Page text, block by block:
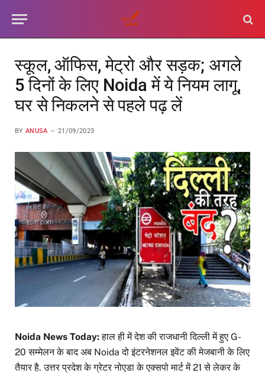
स्कूल, ऑफिस, मेट्रो और सड़क; अगले
5 दिनों के लिए Noida में ये नियम लागू,
घर से निकलने से पहले पढ़ लें
BY ANUSA 21/09/2023
Noida News Today:हाल ही में देश की राजधानी दिल्ली में हुए G-
20 सम्मेलन के बाद अब Noida दो इंटरनेशनल इवेंट की मेजबानी के लिए
तैयार है. उत्तर प्रदेश के ग्रेटर नोएडा के एक्सपो मार्ट में 21 से लेकर के